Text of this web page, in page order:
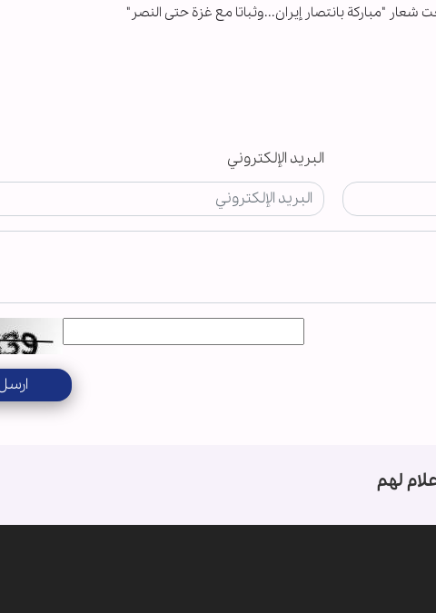
"مباركة بانتصار إيران...وثباتا مع غزة حتى النصر"
البريد الإلكتروني
لهم